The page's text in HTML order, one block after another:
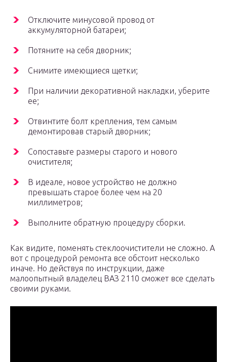
Отключите минусовой провод от
аккумуляторной батареи;
Потяните на себя дворник;
Снимите имеющиеся щетки;
При наличии декоративной накладки, уберите
ее;
Отвинтите болт крепления, тем самым
демонтировав старый дворник;
Сопоставьте размеры старого и нового
очистителя;
В идеале, новое устройство не должно
превышать старое более чем на 20
миллиметров;
Выполните обратную процедуру сборки.
Как видите, поменять стеклоочистители не сложно. А
вот с процедурой ремонта все обстоит несколько
иначе. Но действуя по инструкции, даже
малоопытный владелец ВАЗ 2110 сможет все сделать
своими руками.